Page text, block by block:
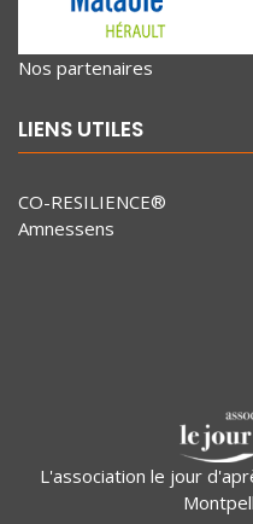
Nos partenaires
LIENS UTILES
CO-RESILIENCE®
Amnessens
L'association le jour